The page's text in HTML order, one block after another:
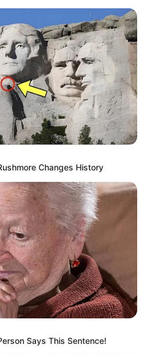
Changes History
Says This Sentence!